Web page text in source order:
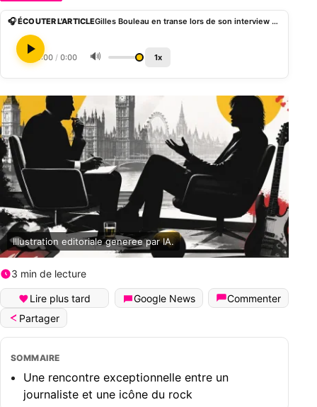
🎧 ÉCOUTER L'ARTICLE Gilles Bouleau en transe lors de son interview de Mick Jagger au JT de TF1
0:00 / 0:00 🔊 1x
Illustration editoriale generee par IA.
3 min de lecture
Lire plus tard Google News
Commenter
Partager
SOMMAIRE
Une rencontre exceptionnelle entre un
journaliste et une icône du rock